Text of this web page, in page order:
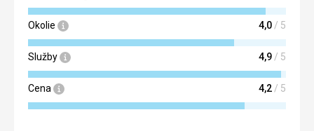
Okolie 4,0 / 5
Služby 4,9 / 5
Cena 4,2 / 5